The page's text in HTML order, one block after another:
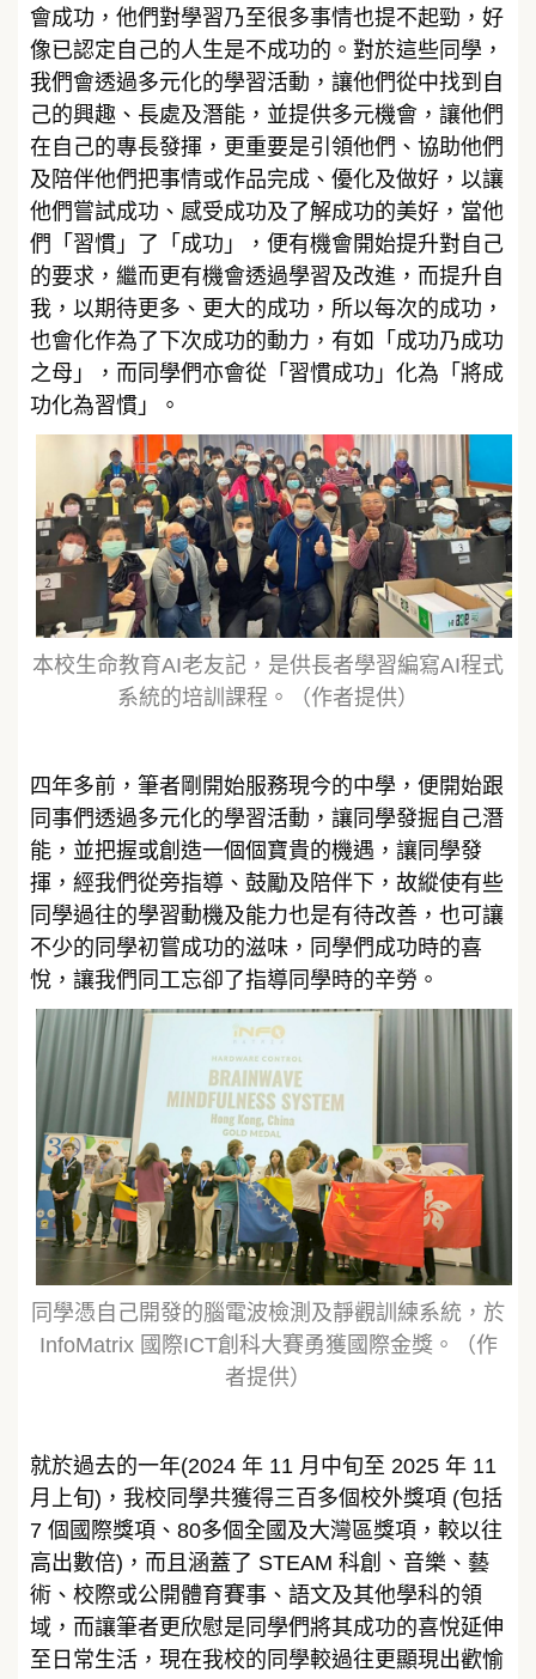
會成功，他們對學習乃至很多事情也提不起勁，好
像已認定自己的人生是不成功的。對於這些同學，
我們會透過多元化的學習活動，讓他們從中找到自
己的興趣、長處及潛能，並提供多元機會，讓他們
在自己的專長發揮，更重要是引領他們、協助他們
及陪伴他們把事情或作品完成、優化及做好，以讓
他們嘗試成功、感受成功及了解成功的美好，當他
們「習慣」了「成功」，便有機會開始提升對自己
的要求，繼而更有機會透過學習及改進，而提升自
我，以期待更多、更大的成功，所以每次的成功，
也會化作為了下次成功的動力，有如「成功乃成功
之母」，而同學們亦會從「習慣成功」化為「將成
功化為習慣」。
本校生命教育AI老友記，是供長者學習編寫AI程式
系統的培訓課程。（作者提供）
四年多前，筆者剛開始服務現今的中學，便開始跟
同事們透過多元化的學習活動，讓同學發掘自己潛
能，並把握或創造一個個寶貴的機遇，讓同學發
揮，經我們從旁指導、鼓勵及陪伴下，故縱使有些
同學過往的學習動機及能力也是有待改善，也可讓
不少的同學初嘗成功的滋味，同學們成功時的喜
悅，讓我們同工忘卻了指導同學時的辛勞。
同學憑自己開發的腦電波檢測及靜觀訓練系統，於
InfoMatrix 國際ICT創科大賽勇獲國際金獎。（作
者提供）
就於過去的一年(2024 年 11 月中旬至 2025 年 11
月上旬)，我校同學共獲得三百多個校外獎項 (包括
7 個國際獎項、80多個全國及大灣區獎項，較以往
高出數倍)，而且涵蓋了 STEAM 科創、音樂、藝
術、校際或公開體育賽事、語文及其他學科的領
域，而讓筆者更欣慰是同學們將其成功的喜悅延伸
至日常生活，現在我校的同學較過往更顯現出歡愉